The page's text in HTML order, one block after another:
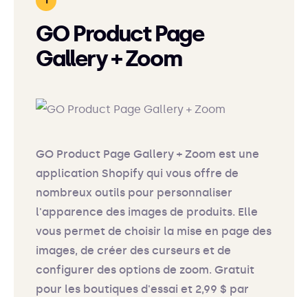
GO Product Page
Gallery + Zoom
GO Product Page Gallery + Zoom est une
application Shopify qui vous offre de
nombreux outils pour personnaliser
l'apparence des images de produits. Elle
vous permet de choisir la mise en page des
images, de créer des curseurs et de
configurer des options de zoom. Gratuit
pour les boutiques d'essai et 2,99 $ par